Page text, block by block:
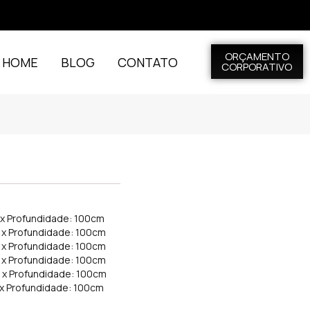
BLOG CONTATO ORÇAMENTO
CORPORATIVO
Profundidade: 100cm
Profundidade: 100cm
Profundidade: 100cm
Profundidade: 100cm
Profundidade: 100cm
Profundidade: 100cm